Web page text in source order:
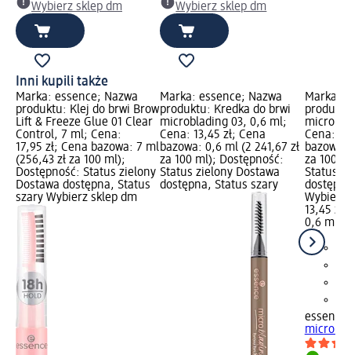
Wybierz sklep dm
Wybierz sklep dm
Inni kupili także
Marka: essence; Nazwa
produktu: Klej do brwi Brow
Lift & Freeze Glue 01 Clear
Control, 7 ml; Cena:
17,95 zł; Cena bazowa: 7 ml
(256,43 zł za 100 ml);
Dostępność: Status zielony
Dostawa dostępna, Status
szary Wybierz sklep dm
Marka: essence; Nazwa
produktu: Kredka do brwi
microblading 03, 0,6 ml;
Cena: 13,45 zł; Cena
bazowa: 0,6 ml (2 241,67 zł
za 100 ml); Dostępność:
Status zielony Dostawa
dostępna, Status szary
Marka:
Cena:
bazowa:
za 100
Status
Wybierz
13,45 zł
0,6 ml (2
ml)
essence